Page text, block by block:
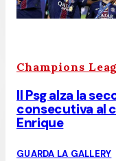
Champions
Il Psg alza la
consecutiva al
Enrique
GUARDA LA GALLERY